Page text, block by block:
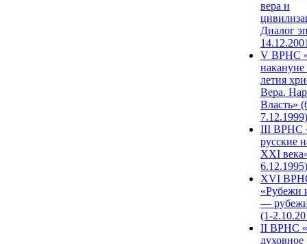
вера и
Диалог
V ВРНС
накануне
летия
Вера.
Власть»
7.12.1999)
III ВРНС
русские
XXI
6.12.1995)
XVI
«Рубежи
—
(1-
II ВРНС
духовное